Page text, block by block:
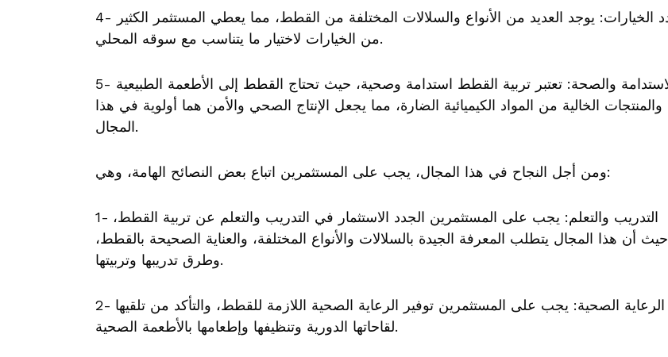
4- تعدد الخيارات: يوجد العديد من الأنواع والسلالات المختلفة من القطط، مما يعطي المستثمر الكثير
من الخيارات لاختيار ما يتناسب مع سوقه المحلي.
5- الاستدامة والصحة: تعتبر تربية القطط استدامة وصحية، حيث تحتاج القطط إلى الأطعمة الطبيعية
والمنتجات الخالية من المواد الكيميائية الضارة، مما يجعل الإنتاج الصحي والأمن هما أولوية في هذا
المجال.
ومن أجل النجاح في هذا المجال، يجب على المستثمرين اتباع بعض النصائح الهامة، وهي:
1- التدريب والتعلم: يجب على المستثمرين الجدد الاستثمار في التدريب والتعلم عن تربية القطط،
حيث أن هذا المجال يتطلب المعرفة الجيدة بالسلالات والأنواع المختلفة، والعناية الصحيحة بالقطط،
وطرق تدريبها وتربيتها.
2- الرعاية الصحية: يجب على المستثمرين توفير الرعاية الصحية اللازمة للقطط، والتأكد من تلقيها
لقاحاتها الدورية وتنظيفها وإطعامها بالأطعمة الصحية.